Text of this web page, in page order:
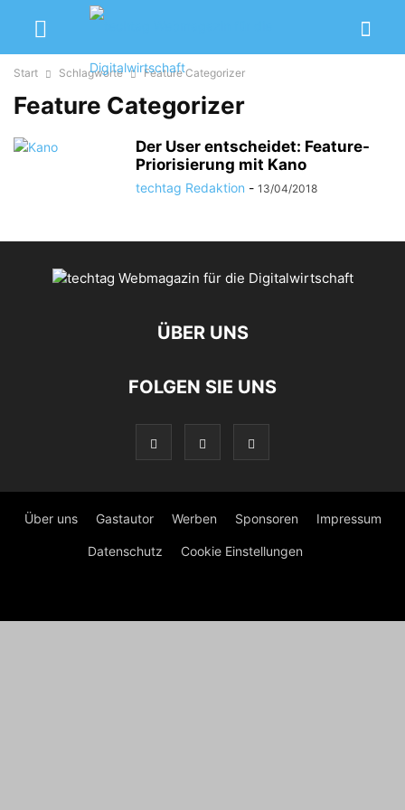
Start Schlagworte Feature Categorizer
Feature Categorizer
Der User entscheidet: Feature-
Priorisierung mit Kano
techtag Redaktion - 13/04/2018
ÜBER UNS
FOLGEN SIE UNS
Über uns Gastautor Werben Sponsoren Impressum
Datenschutz Cookie Einstellungen